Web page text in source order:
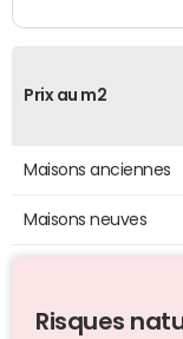
Prix au m2
Maisons anciennes
Maisons neuves
Risques